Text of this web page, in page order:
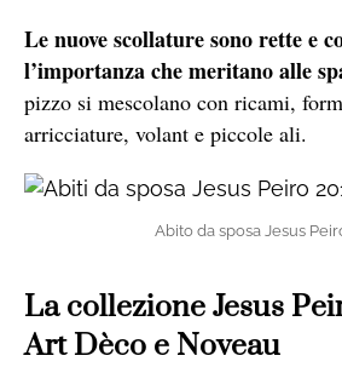
Le nuove scollature sono rette e
l’importanza che meritano alle
pizzo si mescolano con ricami,
arricciature, volant e piccole ali.
Abito da sposa Jesus
La collezione Jesus
Art Dèco e Noveau